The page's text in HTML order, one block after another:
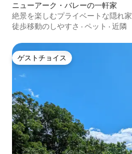
ニューアーク・バレーの一軒家
絶景を楽しむプライベートな隠れ家
徒歩移動のしやすさ · ペット · 近隣
ゲストチョイス
ゲストチョイス